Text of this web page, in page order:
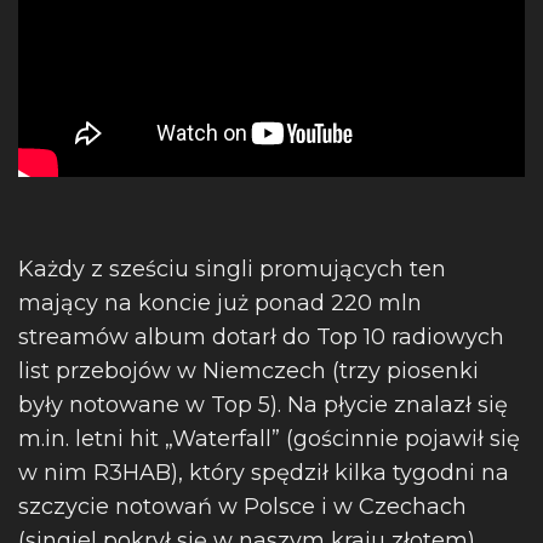
Każdy z sześciu singli promujących ten
mający na koncie już ponad 220 mln
streamów album dotarł do Top 10 radiowych
list przebojów w Niemczech (trzy piosenki
były notowane w Top 5). Na płycie znalazł się
m.in. letni hit „Waterfall” (gościnnie pojawił się
w nim R3HAB), który spędził kilka tygodni na
szczycie notowań w Polsce i w Czechach